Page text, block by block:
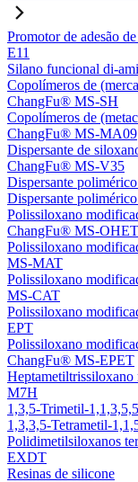
Promotor de adesão
E11
Silano funcional di-
Copolímeros de
ChangFu® MS-SH
Copolímeros de
ChangFu® MS-MA09
Dispersante de
ChangFu® MS-V35
Dispersante
Dispersante
Polissiloxano
ChangFu® MS-OHET
Polissiloxano
MS-MAT
Polissiloxano
MS-CAT
Polissiloxano
EPT
Polissiloxano
ChangFu® MS-EPET
M7H
1,3,5-Trimetil-
1,3,3,5-Tetrametil-
Polidimetilsiloxanos
EXDT
Resinas de silicone